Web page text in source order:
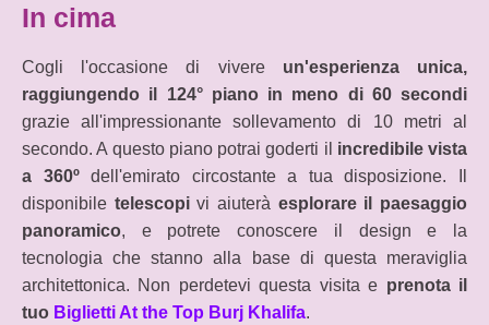
In cima
Cogli l'occasione di vivere un'esperienza unica,
raggiungendo il 124° piano in meno di 60 secondi
grazie all'impressionante sollevamento di 10 metri al
secondo. A questo piano potrai goderti il incredibile vista
a 360ºdell'emirato circostante a tua disposizione. Il
disponibile telescopivi aiuterà esplorare il paesaggio
panoramico, e potrete conoscere il design e la
tecnologia che stanno alla base di questa meraviglia
architettonica. Non perdetevi questa visita e prenota il
tuo Biglietti At the Top Burj Khalifa.